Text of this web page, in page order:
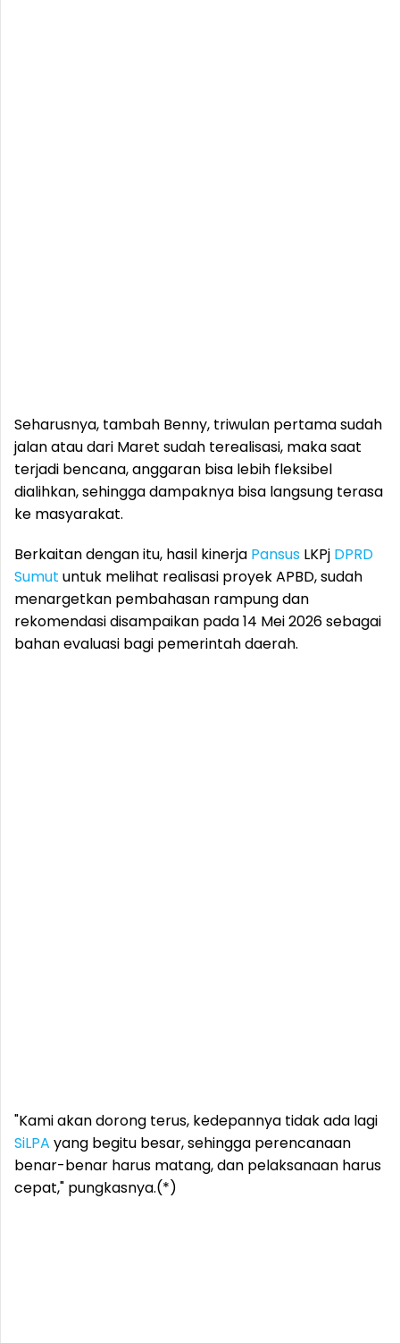
Seharusnya, tambah Benny, triwulan pertama sudah
jalan atau dari Maret sudah terealisasi, maka saat
terjadi bencana, anggaran bisa lebih fleksibel
dialihkan, sehingga dampaknya bisa langsung terasa
ke masyarakat.
Berkaitan dengan itu, hasil kinerja Pansus LKPj DPRD
Sumut untuk melihat realisasi proyek APBD, sudah
menargetkan pembahasan rampung dan
rekomendasi disampaikan pada 14 Mei 2026 sebagai
bahan evaluasi bagi pemerintah daerah.
"Kami akan dorong terus, kedepannya tidak ada lagi
SiLPA yang begitu besar, sehingga perencanaan
benar-benar harus matang, dan pelaksanaan harus
cepat," pungkasnya.(*)